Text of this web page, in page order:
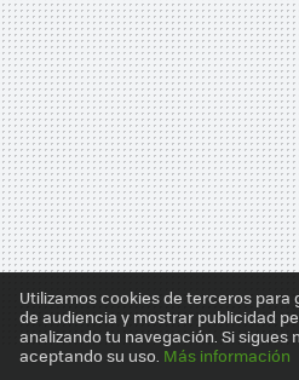
Utilizamos cookies de terceros
de audiencia y mostrar publicidad
analizando tu navegación. Si sigues
aceptando su uso. Más información